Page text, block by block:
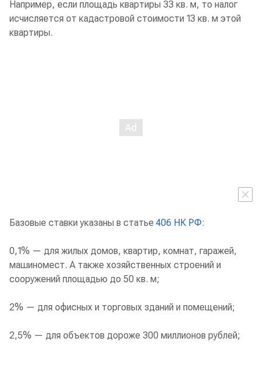
Например, если площадь квартиры 33 кв. м, то налог
исчисляется от кадастровой стоимости 13 кв. м этой
квартиры.
Базовые ставки указаны в статье406 НК РФ:
0,1% — для жилых домов, квартир, комнат, гаражей,
машиномест. А также хозяйственных строений и
сооружений площадью до 50 кв. м;
2% — для офисных и торговых зданий и помещений;
2,5% — для объектов дороже 300 миллионов рублей;